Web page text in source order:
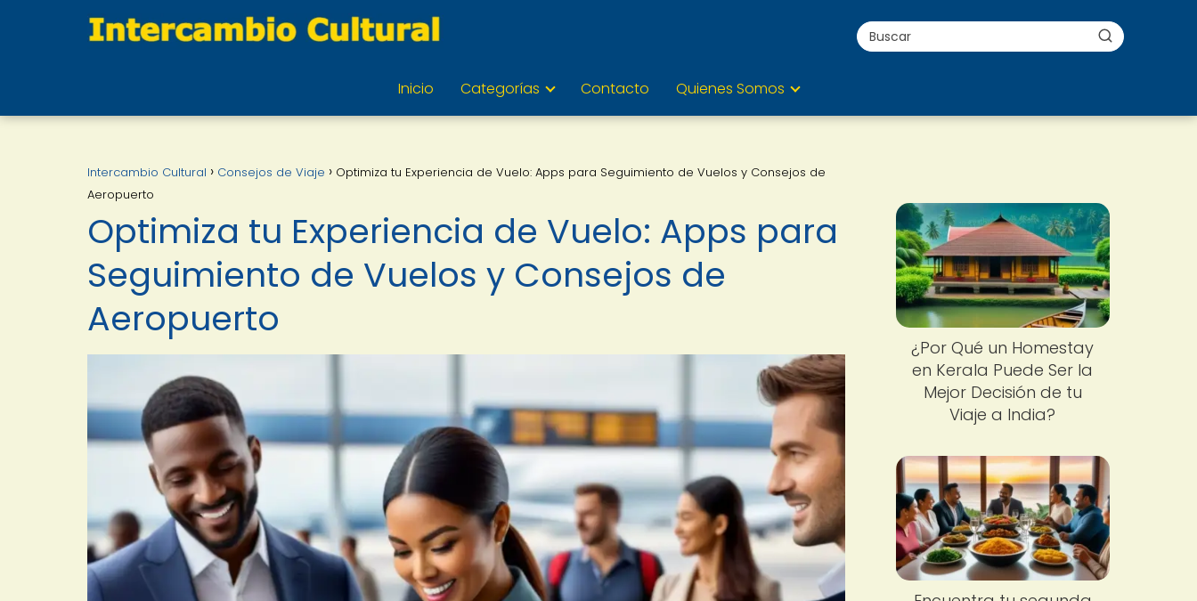
Inicio Categorías Contacto Quienes Somos
Intercambio Cultural Consejos de Viaje
Optimiza tu Experiencia de Vuelo: Apps para Seguimiento de Vuelos y Consejos de
Aeropuerto
Optimiza tu Experiencia de Vuelo: Apps para
Seguimiento de Vuelos y Consejos de
Aeropuerto
¿Por Qué un Homestay
en Kerala Puede Ser la
Mejor Decisión de tu
Viaje a India?